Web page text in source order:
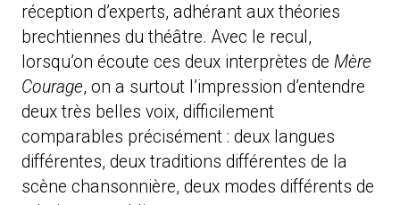
réception d’experts, adhérant aux théories
brechtiennes du théâtre. Avec le recul,
lorsqu’on écoute ces deux interprètes de Mère
Courage, on a surtout l’impression d’entendre
deux très belles voix, difficilement
comparables précisément : deux langues
différentes, deux traditions différentes de la
scène chansonnière, deux modes différents de